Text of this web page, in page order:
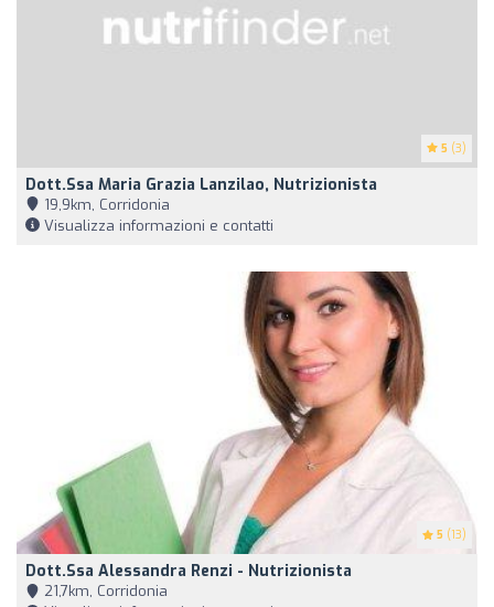
5 (3)
Dott.ssa Maria Grazia Lanzilao, Nutrizionista
19,9km, Corridonia
Visualizza informazioni e contatti
5 (13)
Dott.ssa Alessandra Renzi - Nutrizionista
21,7km, Corridonia